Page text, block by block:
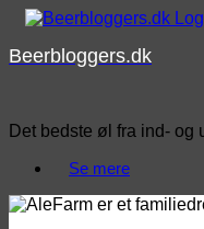
Skip
content
Beerbloggers.dk
Det bedste øl fra ind- og
Se mere